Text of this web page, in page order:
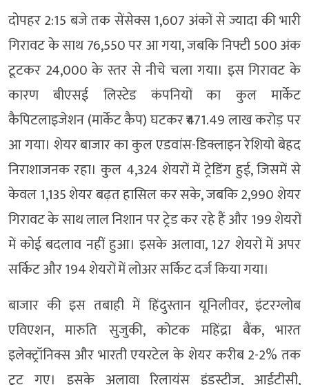
दोपहर 2:15 बजे तक सेंसेक्स 1,607 अंकों से ज्यादा की भारी
गिरावट के साथ 76,550 पर आ गया, जबकि निफ्टी 500 अंक
टूटकर 24,000 के स्तर से नीचे चला गया। इस गिरावट के
कारण बीएसई लिस्टेड कंपनियों का कुल मार्केट
कैपिटलाइजेशन (मार्केट कैप) घटकर ₹471.49 लाख करोड़ पर
आ गया। शेयर बाजार का कुल एडवांस-डिक्लाइन रेशियो बेहद
निराशाजनक रहा। कुल 4,324 शेयरों में ट्रेडिंग हुई, जिसमें से
केवल 1,135 शेयर बढ़त हासिल कर सके, जबकि 2,990 शेयर
गिरावट के साथ लाल निशान पर ट्रेड कर रहे हैं और 199 शेयरों
में कोई बदलाव नहीं हुआ। इसके अलावा, 127 शेयरों में अपर
सर्किट और 194 शेयरों में लोअर सर्किट दर्ज किया गया।
बाजार की इस तबाही में हिंदुस्तान यूनिलीवर, इंटरग्लोब
एविएशन, मारुति सुजुकी, कोटक महिंद्रा बैंक, भारत
इलेक्ट्रॉनिक्स और भारती एयरटेल के शेयर करीब 2-2% तक
टूट गए। इसके अलावा रिलायंस इंडस्ट्रीज, आईटीसी,